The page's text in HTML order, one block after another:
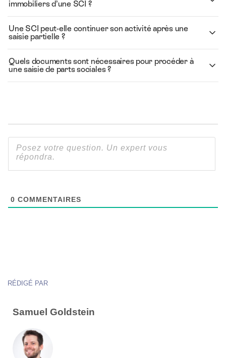
immobiliers d’une SCI ?
Une SCI peut-elle continuer son activité après une
saisie partielle ?
Quels documents sont nécessaires pour procéder à
une saisie de parts sociales ?
0 COMMENTAIRES
RÉDIGÉ PAR
Samuel Goldstein